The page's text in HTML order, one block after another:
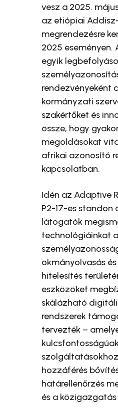
vesz a 2025.
az etiópiai
megrendezésre
2025 eseményen.
egyik
rendezvényeként
kormányzati
szakértőket és
össze, hogy
megoldásokat
afrikai azonosító
kapcsolatban.
Idén az Adaptive
P2-17-es standon
látogatók
technológiáinkat a
okmányolvasás
hitelesítés
eszközöket
skálázható
rendszerek
tervezték –
hozzáférés
határellenőrzés
és a